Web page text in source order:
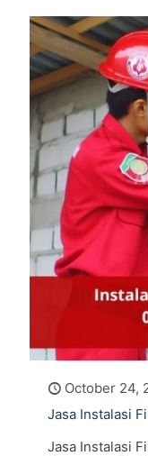
October 24,
Jasa Instalasi
Jasa Instalasi